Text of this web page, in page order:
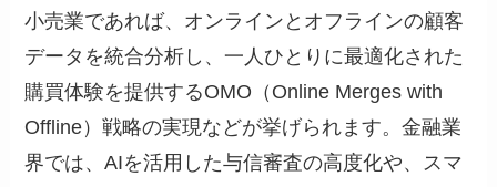
小売業であれば、オンラインとオフラインの顧客
データを統合分析し、一人ひとりに最適化された
購買体験を提供するOMO（Online Merges with
Offline）戦略の実現などが挙げられます。金融業
界では、AIを活用した与信審査の高度化や、スマ